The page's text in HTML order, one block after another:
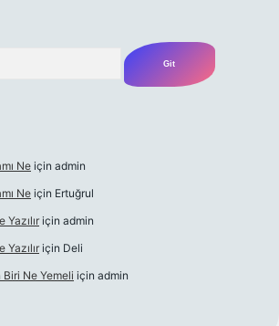
Ne için admin
Ne için Ertuğrul
Yazılır için admin
Yazılır için Deli
Biri Ne Yemeli için admin